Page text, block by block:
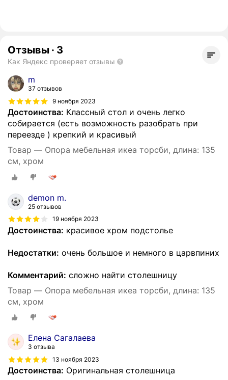
Отзывы · 3
Как Яндекс проверяет отзывы
m
37 отзывов
9 ноября 2023
Достоинства: Классный стол и очень легко
собирается (есть возможность разобрать при
переезде ) крепкий и красивый
Товар — Опора мебельная икеа торсби, длина: 135
см, хром
demon m.
25 отзывов
19 ноября 2023
Достоинства: красивое хром подстолье
Недостатки: очень большое и немного в царвпиних
Комментарий: сложно найти столешницу
Товар — Опора мебельная икеа торсби, длина: 135
см, хром
Елена Сагалаева
3 отзыва
13 ноября 2023
Достоинства: Оригинальная столешница